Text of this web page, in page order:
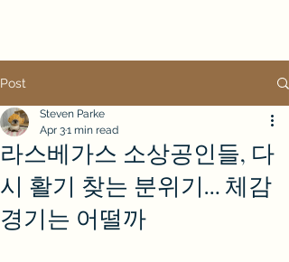
Post
라스베가스 소상공인들, 다
시 활기 찾는 분위기… 체감
경기는 어떨까
Steven Parke
Apr 31 min read